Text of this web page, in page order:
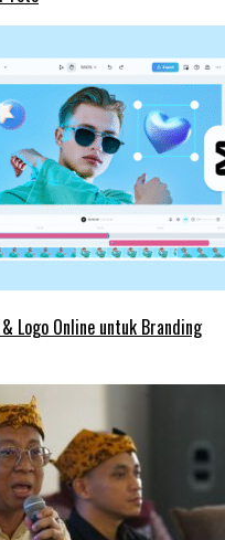
Logo Online untuk Branding